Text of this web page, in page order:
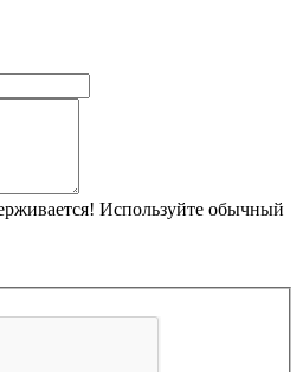
Используйте обычный